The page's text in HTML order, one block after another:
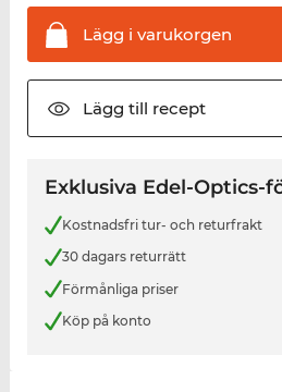
Lägg i varukorgen
Lägg till recept
Exklusiva Edel-Optics-
Kostnadsfri tur- och returfrakt
30 dagars returrätt
Förmånliga priser
Köp på konto